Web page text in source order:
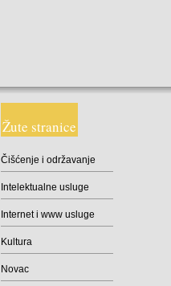
Žute stranice
Čišćenje i održavanje
Intelektualne usluge
Internet i www usluge
Kultura
Novac